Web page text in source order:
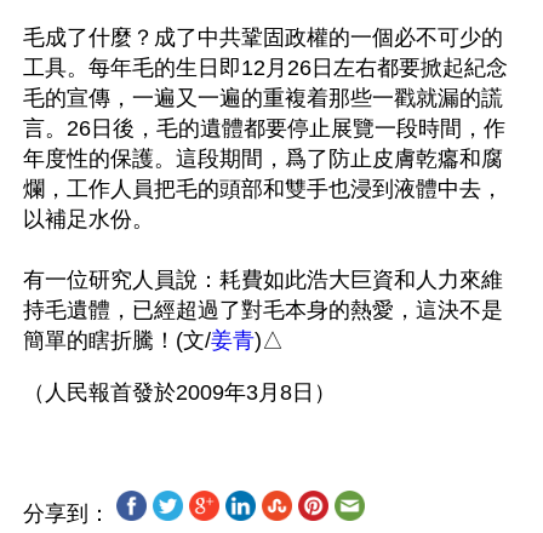
毛成了什麼？成了中共鞏固政權的一個必不可少的
工具。每年毛的生日即12月26日左右都要掀起紀念
毛的宣傳，一遍又一遍的重複着那些一戳就漏的謊
言。26日後，毛的遺體都要停止展覽一段時間，作
年度性的保護。這段期間，爲了防止皮膚乾癟和腐
爛，工作人員把毛的頭部和雙手也浸到液體中去，
以補足水份。
有一位研究人員說：耗費如此浩大巨資和人力來維
持毛遺體，已經超過了對毛本身的熱愛，這決不是
簡單的瞎折騰！(文/姜青)△
分享到：